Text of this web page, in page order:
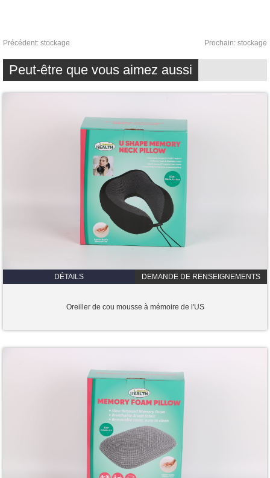
Précédent: stockage Prochain: stockage
Peut-être que vous aimez aussi
DÉTAILS DEMANDE DE RENSEIGNEMENTS
Oreiller de cou mousse à mémoire de l'US